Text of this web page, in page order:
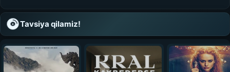
Tavsiya qilamiz!